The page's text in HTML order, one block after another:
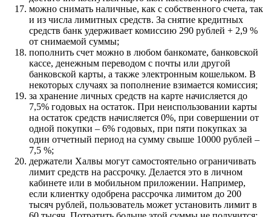
можно снимать наличные, как с собственного счета, так
и из числа лимитных средств. За снятие кредитных
средств банк удерживает комиссию 290 рублей + 2,9 %
от снимаемой суммы;
пополнить счет можно в любом банкомате, банковской
кассе, денежным переводом с почты или другой
банковской карты, а также электронным кошельком. В
некоторых случаях за пополнение взимается комиссия;
за хранение личных средств на карте начисляется до
7,5% годовых на остаток. При неиспользовании карты
на остаток средств начисляется 0%, при совершении от
одной покупки – 6% годовых, при пяти покупках за
один отчетный период на сумму свыше 10000 рублей –
7,5 %;
держатели Халвы могут самостоятельно ограничивать
лимит средств на рассрочку. Делается это в личном
кабинете или в мобильном приложении. Например,
если клиентку одобрена рассрочка лимитом до 200
тысяч рублей, пользователь может установить лимит в